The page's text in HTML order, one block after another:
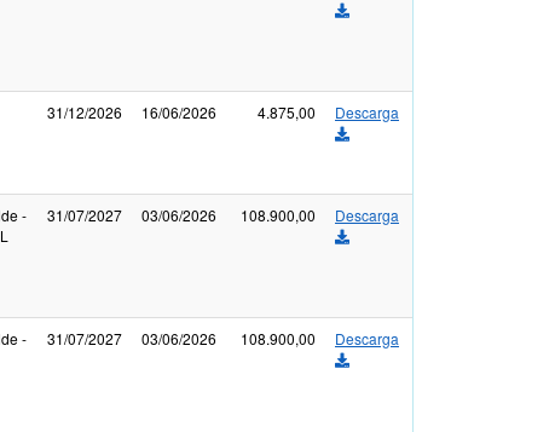
31/12/2026 16/06/2026 4.875,00 Descarga
-
31/07/2027 03/06/2026 108.900,00 Descarga
-
31/07/2027 03/06/2026 108.900,00 Descarga